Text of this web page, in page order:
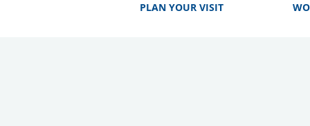
PLAN YOUR VISIT